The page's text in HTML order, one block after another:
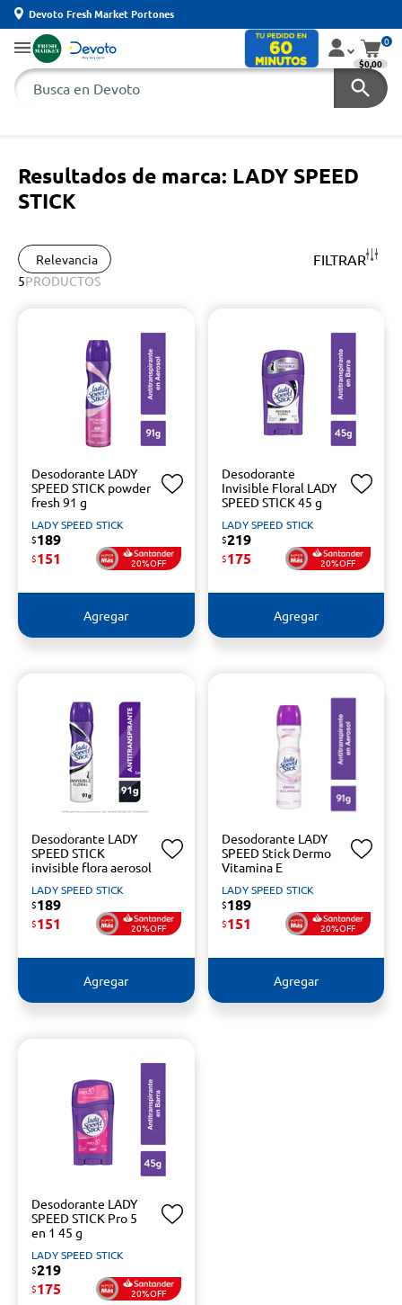
Devoto Fresh Market Portones
0
$0,00
Resultados de marca: LADY SPEED
STICK
Relevancia FILTRAR
5PRODUCTOS
Desodorante LADY
SPEED STICK powder
fresh 91 g
LADY SPEED STICK
$189
$151 20%OFF
Agregar
Desodorante
Invisible Floral LADY
SPEED STICK 45 g
LADY SPEED STICK
$219
$175 20%OFF
Agregar
Desodorante LADY
SPEED STICK
invisible flora aerosol
LADY SPEED STICK
$189
$151 20%OFF
Agregar
Desodorante LADY
SPEED Stick Dermo
Vitamina E
LADY SPEED STICK
$189
$151 20%OFF
Agregar
Desodorante LADY
SPEED STICK Pro 5
en 1 45 g
LADY SPEED STICK
$219
$175 20%OFF